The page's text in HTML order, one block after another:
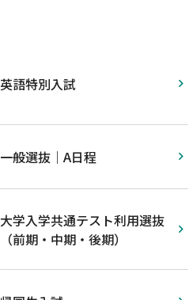
英語特別入試
一般選抜｜A日程
大学入学共通テスト利用選抜
（前期・中期・後期）